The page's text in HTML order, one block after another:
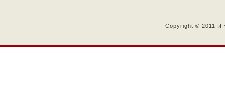
Copyright © 2011 オ